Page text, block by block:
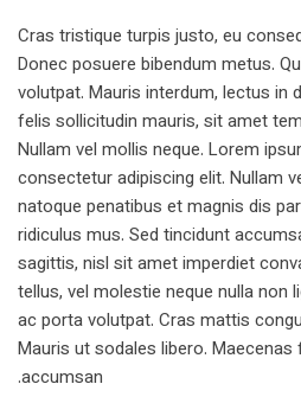
Cras tristique turpis justo, eu
Donec posuere bibendum metus.
volutpat. Mauris interdum, lectus in
felis sollicitudin mauris, sit amet
Nullam vel mollis neque. Lorem
consectetur adipiscing elit. Nullam
natoque penatibus et magnis dis
ridiculus mus. Sed tincidunt
sagittis, nisl sit amet imperdiet
tellus, vel molestie neque nulla non
ac porta volutpat. Cras mattis
Mauris ut sodales libero.
accumsan.